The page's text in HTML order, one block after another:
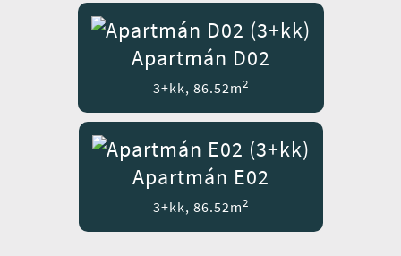
Apartmán D02
3+kk, 86.52m2
Apartmán E02
3+kk, 86.52m2